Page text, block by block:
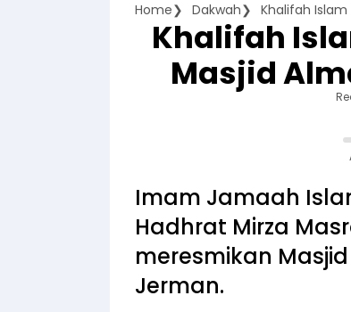
Home Dakwah Khalifah
Khalifah
Masjid
Imam Jamaah
Hadhrat Mirza
meresmikan
Jerman.